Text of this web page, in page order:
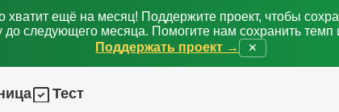
хватит ещё на месяц! Поддержите проект, чтобы
до следующего месяца. Помогите нам сохранить темп
Поддержать проект →
✕
Тест